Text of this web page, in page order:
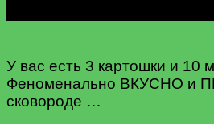
У вас есть 3 картошки и 10
Феноменально ВКУСНО и
сковороде …